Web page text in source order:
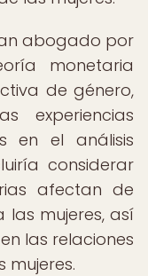
abogado por
monetaria
de género,
experiencias
en el análisis
considerar
afectan de
mujeres, así
las relaciones
mujeres.